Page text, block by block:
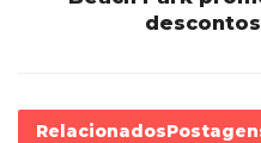
Relacionados